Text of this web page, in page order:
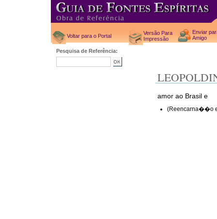
Voltar para o Portal
Versão Para
Impressão
Enviar
Amigo
Pesquisa de Referência:
amor ao Brasil e
(Reencarna��o